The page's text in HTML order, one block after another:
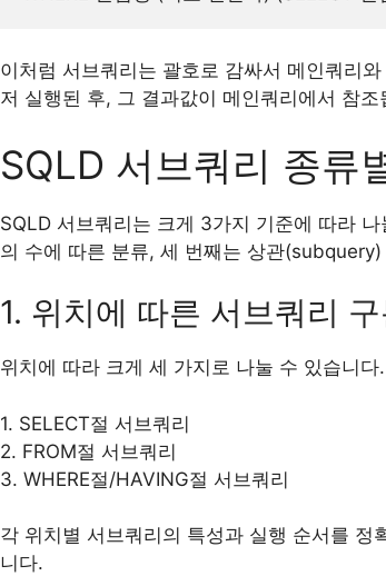
이처럼 서브쿼리는 괄호로 감싸서 메인쿼리
저 실행된 후, 그 결과값이 메인쿼리에서 참조
SQLD 서브쿼리 종류
SQLD 서브쿼리는 크게 3가지 기준에 따라
의 수에 따른 분류, 세 번째는 상관
1. 위치에 따른 서브쿼리
위치에 따라 크게 세 가지로 나눌 수 있습니다.
1. SELECT절 서브쿼리
2. FROM절 서브쿼리
3. WHERE절/HAVING절 서브쿼리
각 위치별 서브쿼리의 특성과 실행 순서를
니다.